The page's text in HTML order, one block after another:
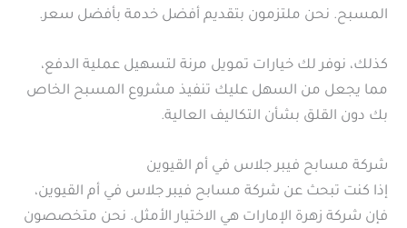
المسبح. نحن ملتزمون بتقديم أفضل خدمة بأفضل سعر.
كذلك، نوفر لك خيارات تمويل مرنة لتسهيل عملية الدفع،
مما يجعل من السهل عليك تنفيذ مشروع المسبح الخاص
بك دون القلق بشأن التكاليف العالية.
شركة مسابح فيبر جلاس في أم القيوين
إذا كنت تبحث عن شركة مسابح فيبر جلاس في أم القيوين،
فإن شركة زهرة الإمارات هي الاختيار الأمثل. نحن متخصصون